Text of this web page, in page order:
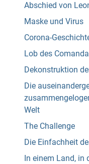
Abschied von
Maske und Virus
Corona-
Lob des
Dekonstruktion
Die
Welt
The Challenge
Die Einfachheit
In einem Land, in